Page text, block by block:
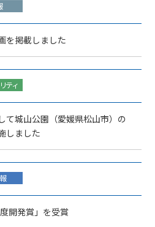
を掲載しました
ティ
て城山公園（愛媛県松山市）の
しました
開発賞」を受賞